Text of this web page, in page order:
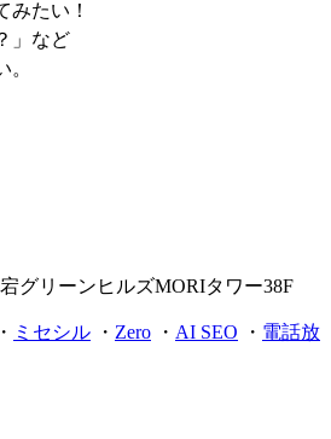
みたい！
」など
グリーンヒルズMORIタワー38F
・ ミセシル ・ Zero ・ AI SEO ・ 電話放